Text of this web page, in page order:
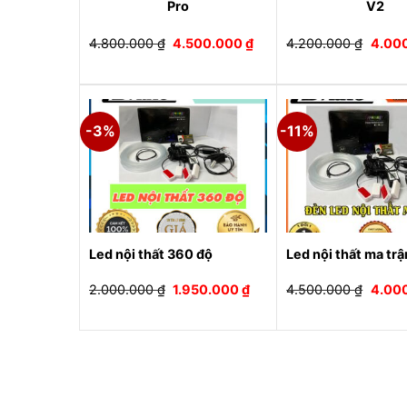
Pro
4.800.000₫ Giá
4.800.000 ₫.
4.500.000₫Giá
là:
V2
4.200.000₫ Giá
-3%
Led nội thất 360 độ
2.000.000₫ Giá
2.000.000 ₫.
1.950.000₫Giá
là:
-11%
Led nội thất ma
4.500.000₫ Giá